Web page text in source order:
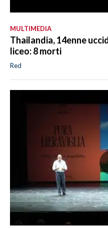
MULTIMEDIA
Thailandia, 14enne
liceo: 8 morti
Red